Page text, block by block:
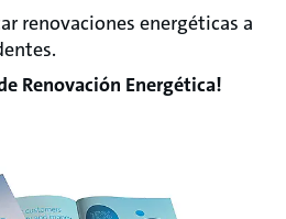
renovaciones energéticas a
Renovación Energética!